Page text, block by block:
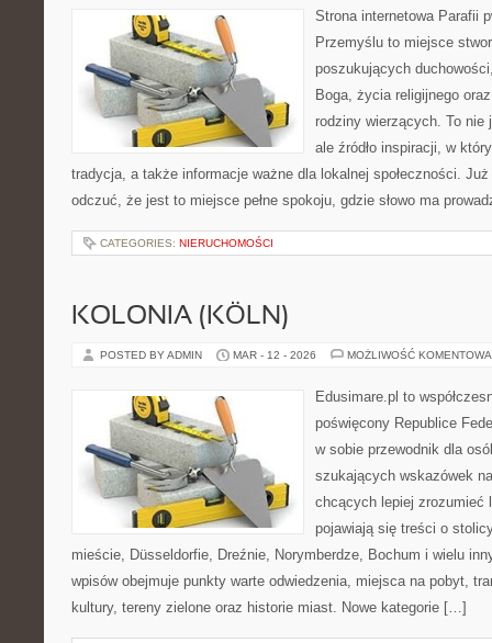
Strona internetowa Parafii
Przemyślu to miejsce
poszukujących
Boga, życia religijnego
rodziny wierzących. To nie
ale źródło inspiracji, w
tradycja, a także informacje ważne dla lokalnej społeczności.
odczuć, że jest to miejsce pełne spokoju, gdzie słowo ma
CATEGORIES: NIERUCHOMOŚCI
KOLONIA (KÖLN)
POSTED BY ADMIN MAR - 12 - 2026 MOŻLIWOŚĆ
Edusimare.pl to
poświęcony Republice
w sobie przewodnik dla
szukających wskazówek
chcących lepiej zrozumieć
pojawiają się treści o
mieście, Düsseldorfie, Dreźnie, Norymberdze, Bochum i wielu
wpisów obejmuje punkty warte odwiedzenia, miejsca na pobyt,
kultury, tereny zielone oraz historie miast. Nowe kategorie […]